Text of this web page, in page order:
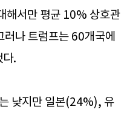
해서만 평균 10% 상호관
나 트럼프는 60개국에
.
낮지만 일본(24%), 유